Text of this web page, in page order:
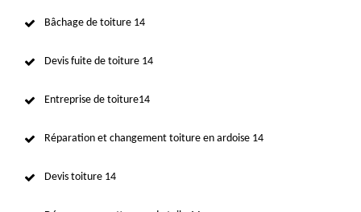
Bâchage de toiture 14
Devis fuite de toiture 14
Entreprise de toiture14
Réparation et changement toiture en ardoise 14
Devis toiture 14